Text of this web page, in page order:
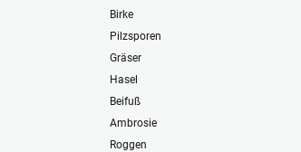
Birke
Pilzsporen
Gräser
Hasel
Beifuß
Ambrosie
Roggen